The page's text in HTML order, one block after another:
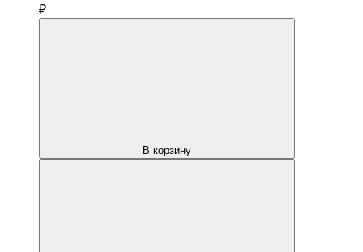
₽
В корзину